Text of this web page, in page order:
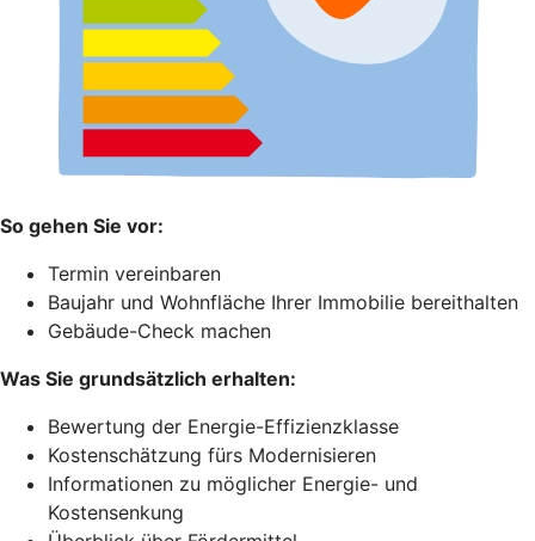
So gehen Sie vor:
Termin vereinbaren
Baujahr und Wohnfläche Ihrer Immobilie bereithalten
Gebäude-Check machen
Was Sie grundsätzlich erhalten:
Bewertung der Energie-Effizienzklasse
Kostenschätzung fürs Modernisieren
Informationen zu möglicher Energie- und
Kostensenkung